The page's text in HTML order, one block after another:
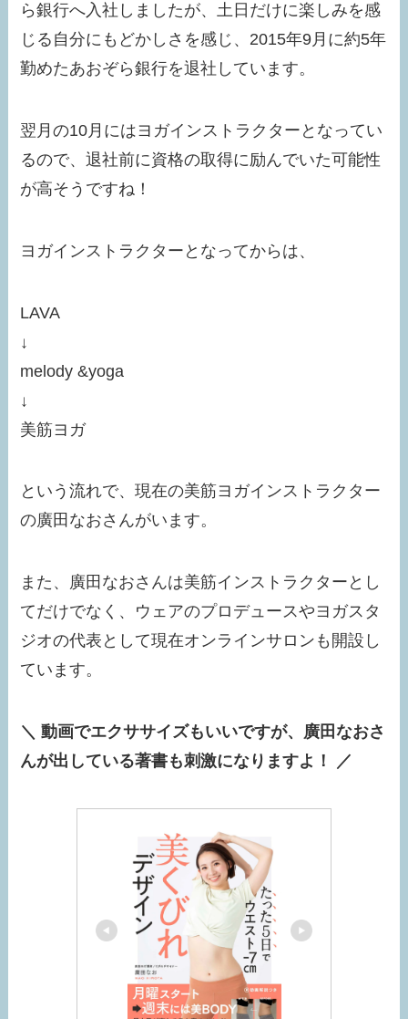
ら銀行へ入社しましたが、土日だけに楽しみを感
じる自分にもどかしさを感じ、2015年9月に約5年
勤めたあおぞら銀行を退社しています。
翌月の10月にはヨガインストラクターとなってい
るので、退社前に資格の取得に励んでいた可能性
が高そうですね！
ヨガインストラクターとなってからは、
LAVA
↓
melody &yoga
↓
美筋ヨガ
という流れで、現在の美筋ヨガインストラクター
の廣田なおさんがいます。
また、廣田なおさんは美筋インストラクターとし
てだけでなく、ウェアのプロデュースやヨガスタ
ジオの代表として現在オンラインサロンも開設し
ています。
＼ 動画でエクササイズもいいですが、廣田なおさ
んが出している著書も刺激になりますよ！ ／